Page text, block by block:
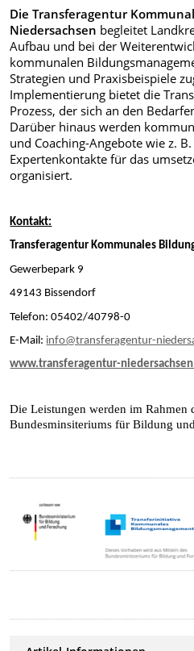
Die Transferagentur
Niedersachsen begleitet
Aufbau und bei der
kommunalen
Strategien und Praxisbeispiele
Implementierung bietet die
Prozess, der sich an den
Darüber hinaus werden
und Coaching-Angebote wie z.
Expertenkontakte für das
organisiert.
Kontakt:
Transferagentur Kommunales
Gewerbepark 9
49143 Bissendorf
Telefon: 05402/40798-0
E-Mail: info@transferagentur-
www.transferagentur-
Die Leistungen werden im Rahmen
Bundesminsiteriums für Bildung